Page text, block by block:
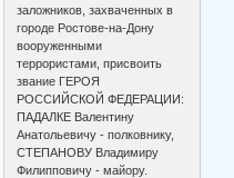
заложников, захваченных в
городе Ростове-на-Дону
вооруженными
террористами, присвоить
звание ГЕРОЯ
РОССИЙСКОЙ ФЕДЕРАЦИИ:
ПАДАЛКЕ Валентину
Анатольевичу - полковнику,
СТЕПАНОВУ Владимиру
Филипповичу - майору.